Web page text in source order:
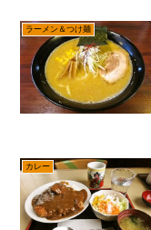
ラーメン＆つけ麺
カレー